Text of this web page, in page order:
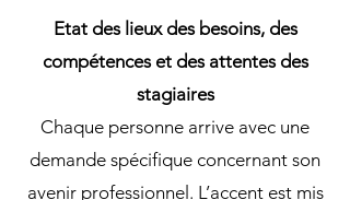
Etat des lieux des besoins, des
compétences et des attentes des
stagiaires
Chaque personne arrive avec une
demande spécifique concernant son
avenir professionnel. L’accent est mis